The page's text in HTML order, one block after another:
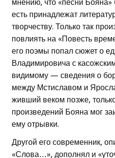
мнению, что «песни
есть принадлежат
творчеству. Только так
повлиять на «Повесть
его поэмы попал сюжет о
Владимировича с
видимому — сведения о
между Мстиславом и
живший веком позже,
произведений Бояна мог
ему отрывки.
Другой его современник,
«Слова…», дополнял и